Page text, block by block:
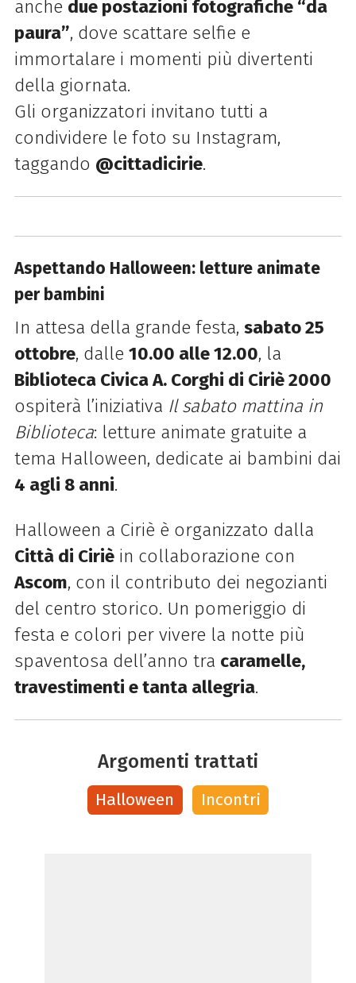
anche due postazioni fotografiche “da
paura”, dove scattare selfie e
immortalare i momenti più divertenti
della giornata.
Gli organizzatori invitano tutti a
condividere le foto su Instagram,
taggando @cittadicirie.
Aspettando Halloween: letture animate
per bambini
In attesa della grande festa, sabato 25
ottobre, dalle 10.00 alle 12.00, la
Biblioteca Civica A. Corghi di Ciriè 2000
ospiterà l’iniziativa Il sabato mattina in
Biblioteca: letture animate gratuite a
tema Halloween, dedicate ai bambini dai
4 agli 8 anni.
Halloween a Ciriè è organizzato dalla
Città di Cirièin collaborazione con
Ascom, con il contributo dei negozianti
del centro storico. Un pomeriggio di
festa e colori per vivere la notte più
spaventosa dell’anno tra caramelle,
travestimenti e tanta allegria.
Argomenti trattati
Halloween Incontri